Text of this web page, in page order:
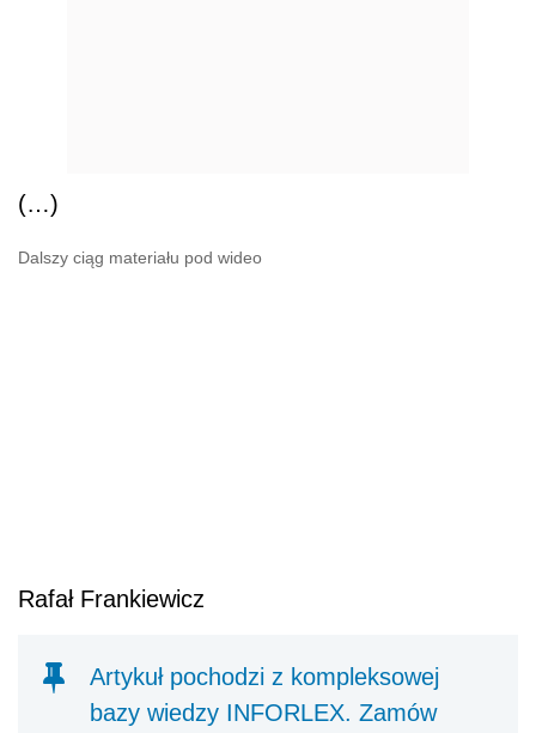
(…)
Dalszy ciąg materiału pod wideo
Rafał Frankiewicz
Artykuł pochodzi z kompleksowej
bazy wiedzy INFORLEX. Zamów